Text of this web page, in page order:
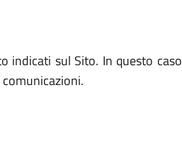
indicati sul Sito. In questo